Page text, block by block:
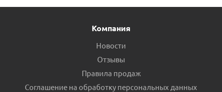
Компания
Новости
Отзывы
Правила продаж
Соглашение на обработку персональных данных